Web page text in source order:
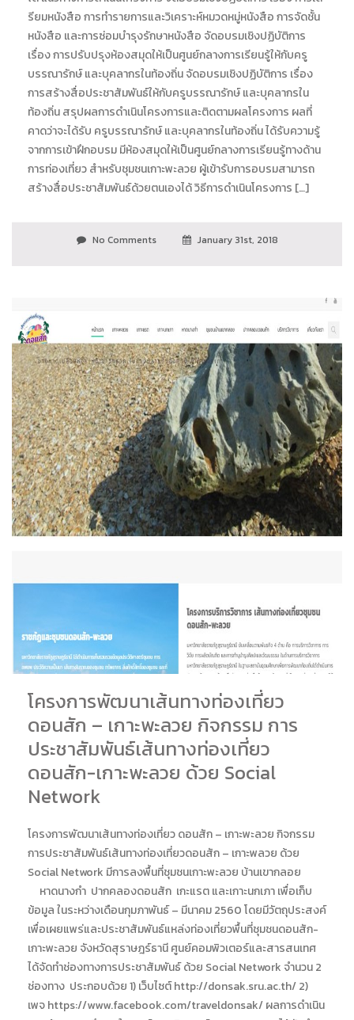
รียมหนังสือ การทำรายการและวิเคราะห์หมวดหมู่หนังสือ การจัดชั้น
หนังสือ และการซ่อมบำรุงรักษาหนังสือ จัดอบรมเชิงปฏิบัติการ
เรื่อง การปรับปรุงห้องสมุดให้เป็นศูนย์กลางการเรียนรู้ให้กับครู
บรรณารักษ์ และบุคลากรในท้องถิ่น จัดอบรมเชิงปฏิบัติการ เรื่อง
การสร้างสื่อประชาสัมพันธ์ให้กับครูบรรณารักษ์ และบุคลากรใน
ท้องถิ่น สรุปผลการดำเนินโครงการและติดตามผลโครงการ ผลที่
คาดว่าจะได้รับ ครูบรรณารักษ์ และบุคลากรในท้องถิ่น ได้รับความรู้
จากการเข้าฝึกอบรม มีห้องสมุดให้เป็นศูนย์กลางการเรียนรู้ทางด้าน
การท่องเที่ยว สำหรับชุมชนเกาะพะลวย ผู้เข้ารับการอบรมสามารถ
สร้างสื่อประชาสัมพันธ์ด้วยตนเองได้ วิธีการดำเนินโครงการ […]
No Comments January 31st, 2018
โครงการพัฒนาเส้นทางท่องเที่ยว
ดอนสัก – เกาะพะลวย กิจกรรม การ
ประชาสัมพันธ์เส้นทางท่องเที่ยว
ดอนสัก-เกาะพะลวย ด้วย Social
Network
โครงการพัฒนาเส้นทางท่องเที่ยว ดอนสัก – เกาะพะลวย กิจกรรม
การประชาสัมพันธ์เส้นทางท่องเที่ยวดอนสัก – เกาะพลวย ด้วย
Social Network มีการลงพื้นที่ชุมชนเกาะพะลวย บ้านเขากลอย
หาดนางกำ ปากคลองดอนสัก เกะแรต และเกาะนกเภา เพื่อเก็บ
ข้อมูล ในระหว่างเดือนกุมภาพันธ์ – มีนาคม 2560 โดยมีวัตถุประสงค์
เพื่อเผยแพร่และประชาสัมพันธ์แหล่งท่องเที่ยวพื้นที่ชุมชนดอนสัก-
เกาะพะลวย จังหวัดสุราษฎร์ธานี ศูนย์คอมพิวเตอร์และสารสนเทศ
ได้จัดทำช่องทางการประชาสัมพันธ์ ด้วย Social Network จำนวน 2
ช่องทาง ประกอบด้วย 1) เว็บไซต์ http://donsak.sru.ac.th/ 2)
เพจ https://www.facebook.com/traveldonsak/ ผลการดำเนิน